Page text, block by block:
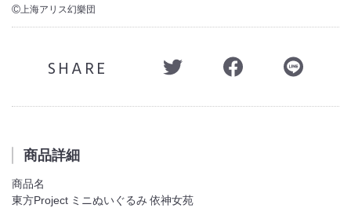
©上海アリス幻樂団
SHARE
商品詳細
商品名
東方Project ミニぬいぐるみ 依神女苑